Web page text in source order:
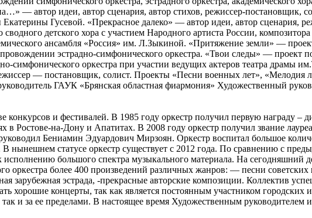
— автор идеи, автор сценария, автор стихов, режиссер-постановщик,
Гусевой. «Прекрасное далеко» — автор идеи, автор сценария,
детского хора с участием Народного артиста России,
ансамбля «Россия» им. Л.Зыкиной. «Притяжение земли» —
эстрадно-симфонического оркестра. «Твои следы» —
симфонического оркестра при участии ведущих актеров театра драмы
— постановщик, солист. Проекты «Песни военных лет»,
ГАУК «Брянская областная фиармония» Художественный
конкурсов и фестивалей. В 1985 году оркестр получил первую награду –
Ростове-на-Дону и Апатитах. В 2008 году оркестр получил звание
Бениамин Эдуардович Мирзоян. Оркестр воспитал большое
нынешнем статусе оркестр существует с 2012 года. По сравнению с
большого спектра музыкального материала. На сегодняшний
оркестра более 400 произведений различных жанров: — песни
зарубежная эстрада, -прекрасные авторские композиции. Коллектив
хорошие концерты, так как является постоянным участником
и за ее пределами. В настоящее время Художественным